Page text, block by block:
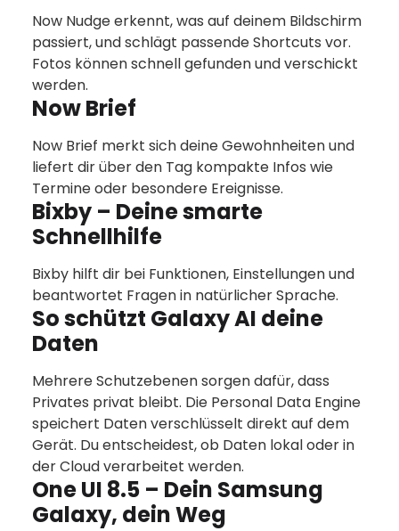
Now Nudge erkennt, was auf deinem Bildschirm
passiert, und schlägt passende Shortcuts vor.
Fotos können schnell gefunden und verschickt
werden.
Now Brief
Now Brief merkt sich deine Gewohnheiten und
liefert dir über den Tag kompakte Infos wie
Termine oder besondere Ereignisse.
Bixby – Deine smarte
Schnellhilfe
Bixby hilft dir bei Funktionen, Einstellungen und
beantwortet Fragen in natürlicher Sprache.
So schützt Galaxy AI deine
Daten
Mehrere Schutzebenen sorgen dafür, dass
Privates privat bleibt. Die Personal Data Engine
speichert Daten verschlüsselt direkt auf dem
Gerät. Du entscheidest, ob Daten lokal oder in
der Cloud verarbeitet werden.
One UI 8.5 – Dein Samsung
Galaxy, dein Weg